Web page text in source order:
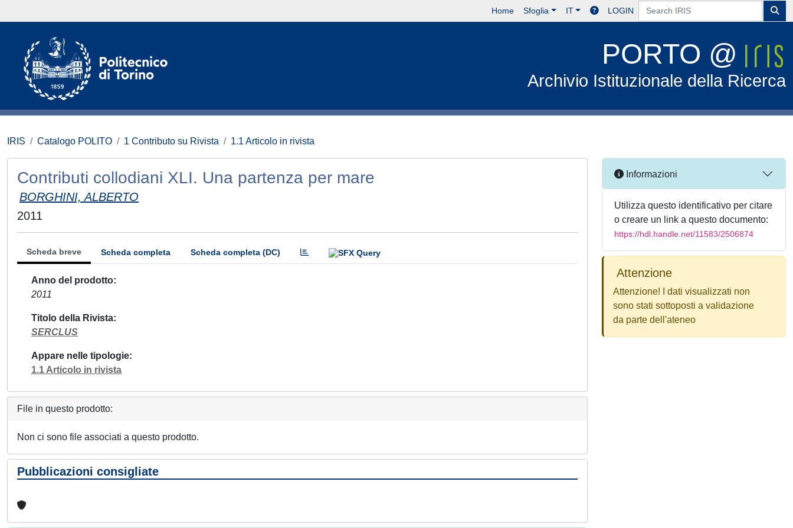
Home Sfoglia IT LOGIN
PORTO @
Archivio Istituzionale della Ricerca
IRIS Catalogo POLITO 1 Contributo su Rivista 1.1 Articolo in rivista
Contributi collodiani XLI. Una partenza per mare
BORGHINI, ALBERTO
2011
Scheda breve Scheda completa Scheda completa (DC)
Anno del prodotto
2011
Titolo della Rivista
SERCLUS
Appare nelle tipologie
1.1 Articolo in rivista
File in questo prodotto:
Non ci sono file associati a questo prodotto.
Pubblicazioni consigliate
Informazioni
Utilizza questo identificativo per citare
o creare un link a questo documento:
https://hdl.handle.net/11583/2506874
Attenzione
Attenzione! I dati visualizzati non
sono stati sottoposti a validazione
da parte dell'ateneo